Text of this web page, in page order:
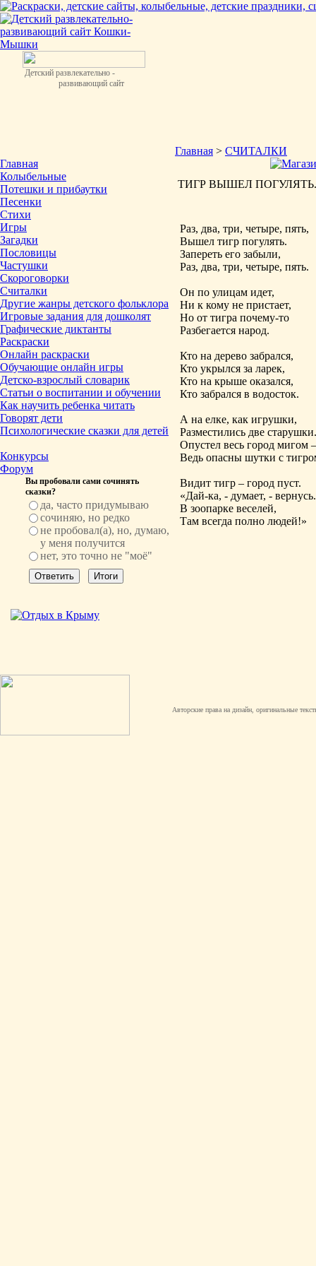
Детский развлекательно -
развивающий сайт
Главная
Колыбельные
Потешки и прибаутки
Песенки
Стихи
Игры
Загадки
Пословицы
Частушки
Скороговорки
Считалки
Другие жанры детского фольклора
Игровые задания для дошколят
Графические диктанты
Раскраски
Онлайн раскраски
Обучающие онлайн игры
Детско-взрослый словарик
Статьи о воспитании и обучении
Как научить ребенка читать
Говорят дети
Психологические сказки для детей
Конкурсы
Форум
Вы пробовали сами сочинять
сказки?
да, часто придумываю
сочиняю, но редко
не пробовал(а), но, думаю,
у меня получится
нет, это точно не "моё"
Главная > СЧИТАЛКИ
ТИГР ВЫШЕЛ ПОГУЛЯТЬ.
Раз, два, три, четыре, пять,
Вышел тигр погулять.
Запереть его забыли,
Раз, два, три, четыре, пять.
Он по улицам идет,
Ни к кому не пристает,
Но от тигра почему-то
Разбегается народ.
Кто на дерево забрался,
Кто укрылся за ларек,
Кто на крыше оказался,
Кто забрался в водосток.
А на елке, как игрушки,
Разместились две старушки.
Опустел весь город мигом –
Ведь опасны шутки с
Видит тигр – город пуст.
«Дай-ка, - думает, - вернусь.
В зоопарке веселей,
Там всегда полно людей!»
Авторские права на дизайн, оригинальные